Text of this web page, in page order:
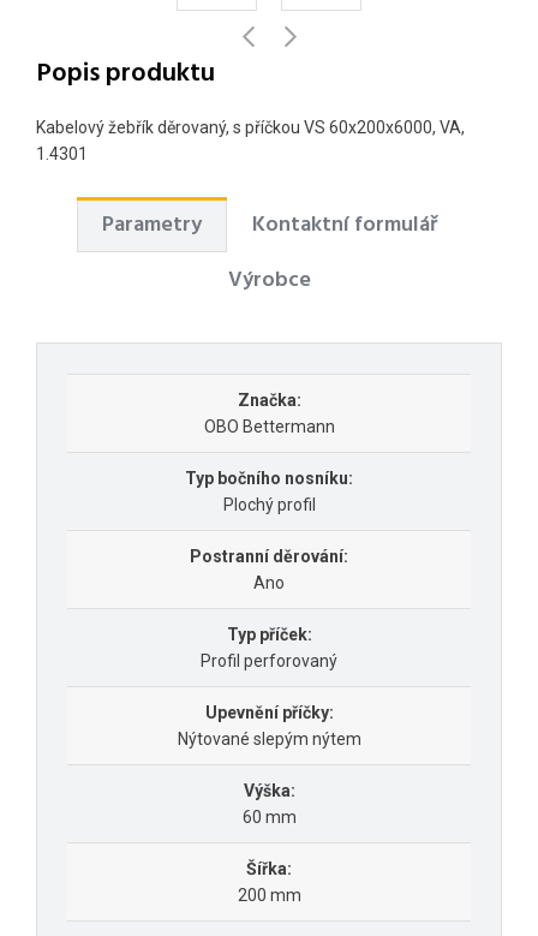
Popis produktu
Kabelový žebřík děrovaný, s příčkou VS 60x200x6000, VA,
1.4301
Parametry
Kontaktní formulář
Výrobce
Značka:
OBO Bettermann
Typ bočního nosníku:
Plochý profil
Postranní děrování:
Ano
Typ příček:
Profil perforovaný
Upevnění příčky:
Nýtované slepým nýtem
Výška:
60 mm
Šířka:
200 mm